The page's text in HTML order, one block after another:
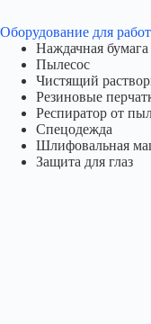
Оборудование для
Наждачная
Пылесос
Чистящий
Резиновые
Респиратор от
Спецодежда
Шлифовальная
Защита для глаз